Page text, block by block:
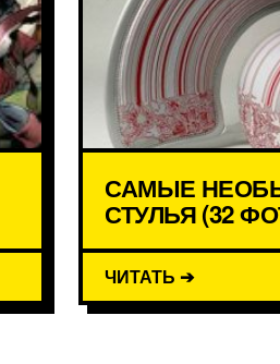
САМЫЕ
СТУЛЬЯ (32
ЧИТАТЬ ➔